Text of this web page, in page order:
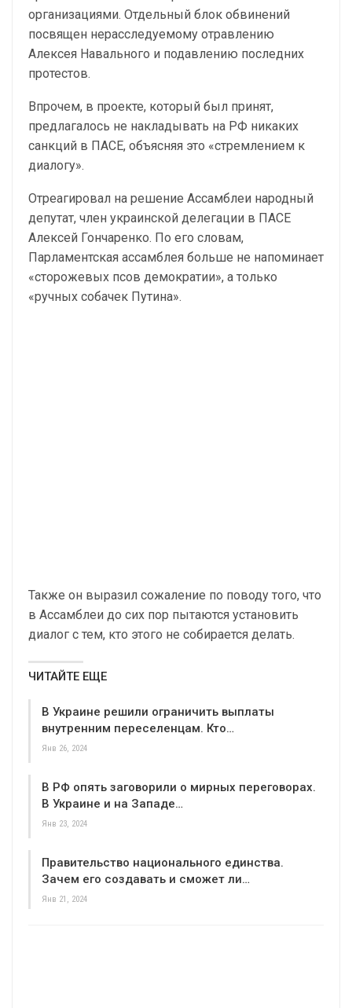
организациями. Отдельный блок обвинений
посвящен нерасследуемому отравлению
Алексея Навального и подавлению последних
протестов.
Впрочем, в проекте, который был принят,
предлагалось не накладывать на РФ никаких
санкций в ПАСЕ, объясняя это «стремлением к
диалогу».
Отреагировал на решение Ассамблеи народный
депутат, член украинской делегации в ПАСЕ
Алексей Гончаренко. По его словам,
Парламентская ассамблея больше не напоминает
«сторожевых псов демократии», а только
«ручных собачек Путина».
Также он выразил сожаление по поводу того, что
в Ассамблеи до сих пор пытаются установить
диалог с тем, кто этого не собирается делать.
ЧИТАЙТЕ ЕЩЕ
В Украине решили ограничить выплаты
внутренним переселенцам. Кто…
Янв 26, 2024
В РФ опять заговорили о мирных переговорах.
В Украине и на Западе…
Янв 23, 2024
Правительство национального единства.
Зачем его создавать и сможет ли…
Янв 21, 2024